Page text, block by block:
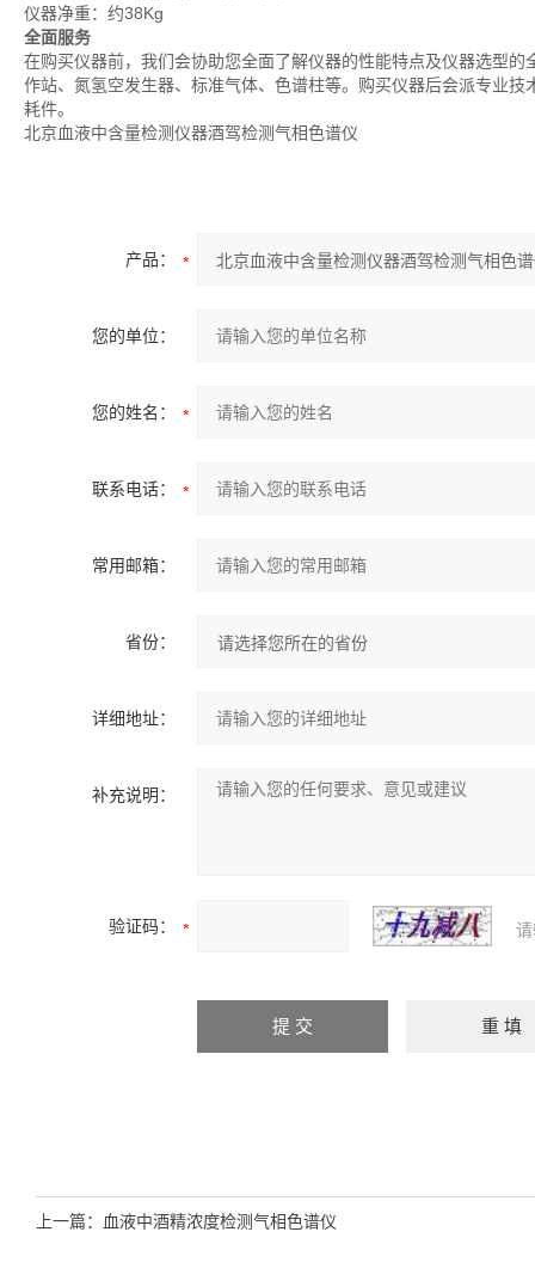
仪器净重：约38Kg
全面服务
在购买仪器前，我们会协助您全面了解仪器的性能特点及仪器选型
作站、氮氢空发生器、标准气体、色谱柱等。购买仪器后会派专业
耗件。
北京血液中含量检测仪器酒驾检测气相色谱仪
产品：
您的单位：
您的姓名：
联系电话：
常用邮箱：
省份：
详细地址：
补充说明：
验证码：
上一篇： 血液中酒精浓度检测气相色谱仪